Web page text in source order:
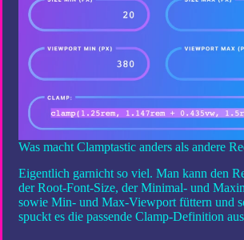
Was macht Clamptastic anders als andere
Eigentlich garnicht so viel. Man kann den
der Root-Font-Size, der Minimal- und
sowie Min- und Max-Viewport füttern und
spuckt es die passende Clamp-Definition